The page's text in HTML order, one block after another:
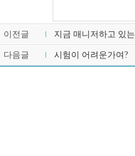
이전글 지금 매니저하고 있
다음글 시험이 어려운가여?